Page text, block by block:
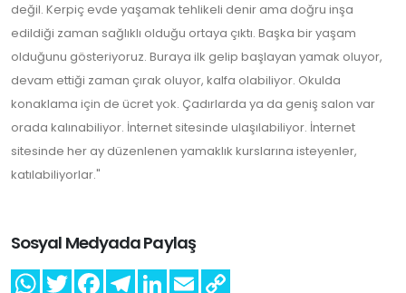
değil. Kerpiç evde yaşamak tehlikeli denir ama doğru inşa
edildiği zaman sağlıklı olduğu ortaya çıktı. Başka bir yaşam
olduğunu gösteriyoruz. Buraya ilk gelip başlayan yamak oluyor,
devam ettiği zaman çırak oluyor, kalfa olabiliyor. Okulda
konaklama için de ücret yok. Çadırlarda ya da geniş salon var
orada kalınabiliyor. İnternet sitesinde ulaşılabiliyor. İnternet
sitesinde her ay düzenlenen yamaklık kurslarına isteyenler,
katılabiliyorlar."
Sosyal Medyada Paylaş